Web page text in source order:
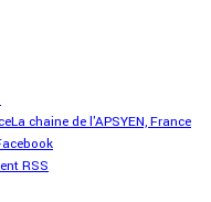
La chaine de l'APSYEN, France
RSS